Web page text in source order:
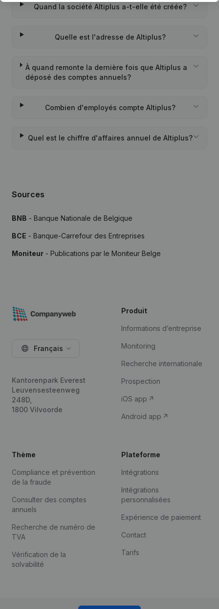
Quand la société Altiplus a-t-elle été créée?
Quelle est l'adresse de Altiplus?
À quand remonte la dernière fois que Altiplus a
déposé des comptes annuels?
Combien d'employés compte Altiplus?
Quel est le chiffre d'affaires annuel de Altiplus?
Sources
BNB - Banque Nationale de Belgique
BCE - Banque-Carrefour des Entreprises
Moniteur - Publications par le Moniteur Belge
Français
Kantorenpark Everest
Leuvensesteenweg
248D,
1800 Vilvoorde
Produit
Informations d’entreprise
Monitoring
Recherche internationale
Prospection
iOS app
Android app
Thème
Compliance et prévention
de la fraude
Consulter des comptes
annuels
Recherche de numéro de
TVA
Vérification de la
solvabilité
Plateforme
Intégrations
Intégrations
personnalisées
Expérience de paiement
Contact
Tarifs